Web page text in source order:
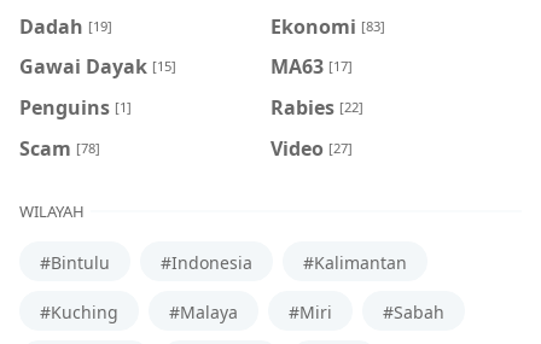
Dadah [19] Ekonomi [83]
Gawai Dayak [15] MA63 [17]
Penguins [1] Rabies [22]
Scam [78] Video [27]
WILAYAH
#Bintulu #Indonesia #Kalimantan
#Kuching #Malaya #Miri #Sabah